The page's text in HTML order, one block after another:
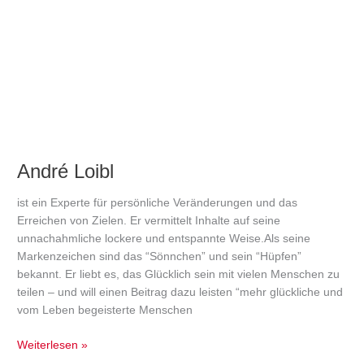
André Loibl
ist ein Experte für persönliche Veränderungen und das
Erreichen von Zielen. Er vermittelt Inhalte auf seine
unnachahmliche lockere und entspannte Weise.Als seine
Markenzeichen sind das “Sönnchen” und sein “Hüpfen”
bekannt. Er liebt es, das Glücklich sein mit vielen Menschen zu
teilen – und will einen Beitrag dazu leisten “mehr glückliche und
vom Leben begeisterte Menschen
Weiterlesen »